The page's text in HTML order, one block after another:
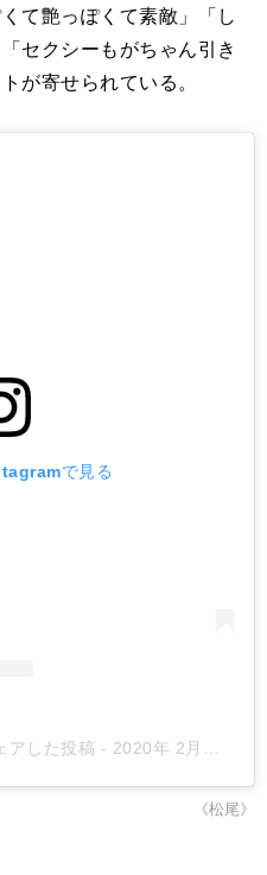
て艶っぽくて素敵」「し
セクシーもがちゃん引き
が寄せられている。
で見る
アした投稿 - 2020年 2月月4日午前2時40分PST
《松尾》